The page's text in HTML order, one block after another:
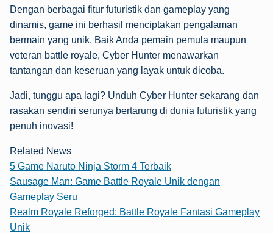
Dengan berbagai fitur futuristik dan gameplay yang
dinamis, game ini berhasil menciptakan pengalaman
bermain yang unik. Baik Anda pemain pemula maupun
veteran battle royale, Cyber Hunter menawarkan
tantangan dan keseruan yang layak untuk dicoba.
Jadi, tunggu apa lagi? Unduh Cyber Hunter sekarang dan
rasakan sendiri serunya bertarung di dunia futuristik yang
penuh inovasi!
Related News
5 Game Naruto Ninja Storm 4 Terbaik
Sausage Man: Game Battle Royale Unik dengan
Gameplay Seru
Realm Royale Reforged: Battle Royale Fantasi Gameplay
Unik